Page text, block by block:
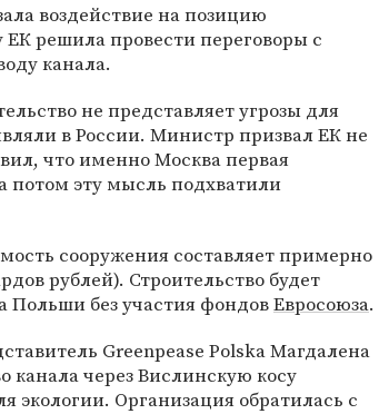
воздействие на позицию
решила провести переговоры с
канала.
не представляет угрозы для
в России. Министр призвал ЕК не
что именно Москва первая
потом эту мысль подхватили
сооружения составляет примерно
рублей). Строительство будет
Польши без участия фондовЕвросоюза.
Greenpease Polska Магдалена
канала через Вислинскую косу
экологии. Организация обратилась с